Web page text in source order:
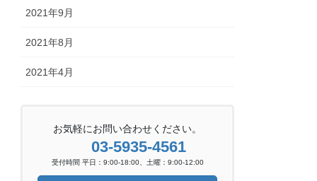
2021年9月
2021年8月
2021年4月
お気軽にお問い合わせください。
03-5935-4561
受付時間 平日：9:00-18:00、土曜：9:00-12:00